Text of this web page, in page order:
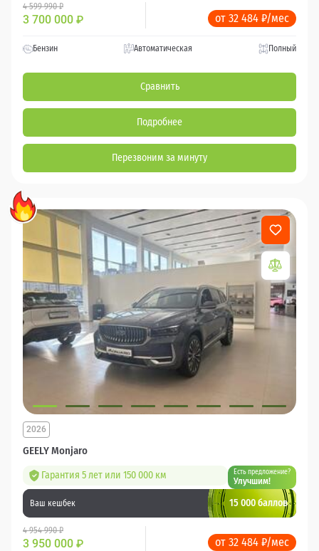
4 599 990 ₽
3 700 000 ₽ от 32 484 ₽/мес
Бензин Автоматическая Полный
Сравнить
Подробнее
Перезвоним за минуту
GEELY Monjaro
2026
Гарантия 5 лет или 150 000 км Есть предложение?
Улучшим!
Ваш кешбек 15 000 баллов
4 954 990 ₽
3 950 000 ₽ от 32 484 ₽/мес